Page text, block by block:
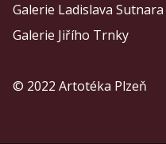
Galerie Ladislava Sutnara
Galerie Jiřího Trnky
© 2022 Artotéka Plzeň